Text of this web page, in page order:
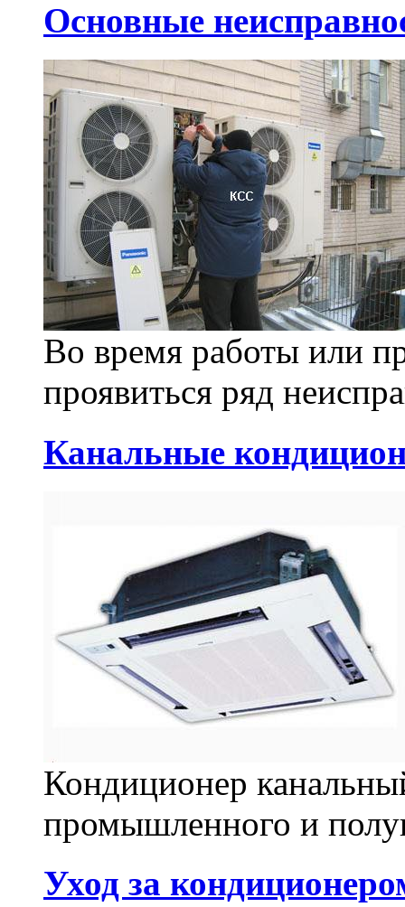
Основные
Во время работы или
проявиться ряд
Канальные
Кондиционер
промышленного и
Уход за